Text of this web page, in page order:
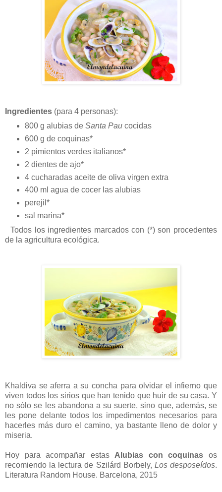
Ingredientes (para 4 personas):
800 g alubias de Santa Pau cocidas
600 g de coquinas*
2 pimientos verdes italianos*
2 dientes de ajo*
4 cucharadas aceite de oliva virgen extra
400 ml agua de cocer las alubias
perejil*
sal marina*
Todos los ingredientes marcados con (*) son procedentes
de la agricultura ecológica.
Khaldiva se aferra a su concha para olvidar el infierno que
viven todos los sirios que han tenido que huir de su casa. Y
no sólo se les abandona a su suerte, sino que, además, se
les pone delante todos los impedimentos necesarios para
hacerles más duro el camino, ya bastante lleno de dolor y
miseria.
Hoy para acompañar estas Alubias con coquinas os
recomiendo la lectura de Szilárd Borbely, Los desposeídos.
Literatura Random House. Barcelona, 2015